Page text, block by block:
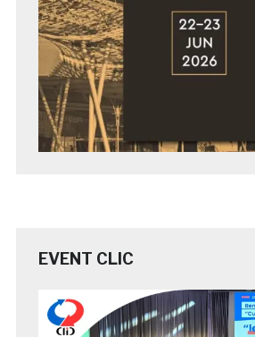
EVENT CLIC